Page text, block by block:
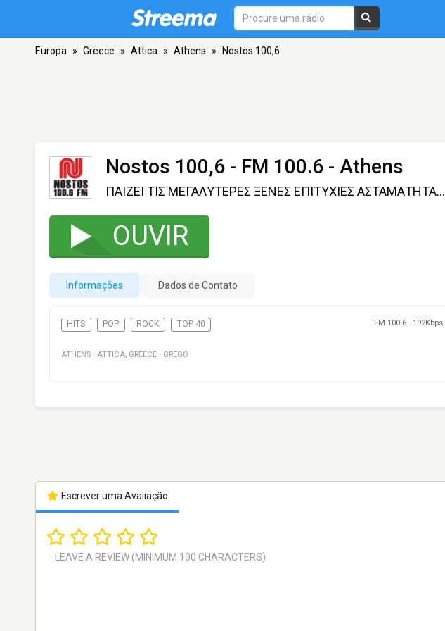
Europa » Greece » Attica » Athens » Nostos 100,6
Nostos 100,6 - FM 100.6 - Athens
ΠΑΙΖΕΙ ΤΙΣ ΜΕΓΑΛΥΤΕΡΕΣ ΞΕΝΕΣ ΕΠΙΤΥΧΙΕΣ ΑΣΤΑΜΑΤΗΤΑ...
OUVIR
Informações Dados de Contato
HITS POP ROCK TOP 40 FM 100.6 - 192Kbps
ATHENS · ATTICA, GREECE · GREGO
Escrever uma Avaliação